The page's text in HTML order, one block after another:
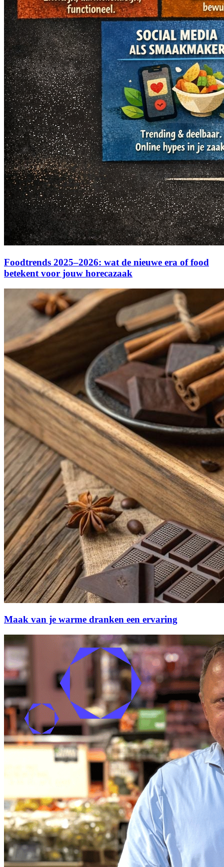
Foodtrends 2025–2026: wat de nieuwe era of food
betekent voor jouw horecazaak
Maak van je warme dranken een ervaring